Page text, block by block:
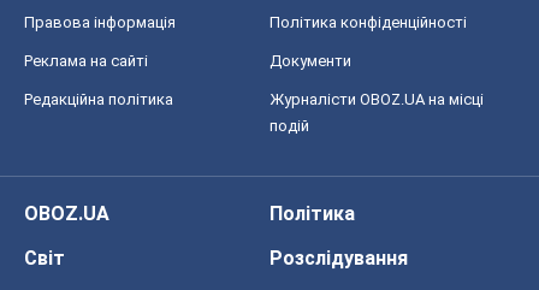
Правова інформація Політика конфіденційності
Реклама на сайті Документи
Редакційна політика
Журналісти OBOZ.UA на місці
подій
OBOZ.UA
Політика
Світ
Розслідування